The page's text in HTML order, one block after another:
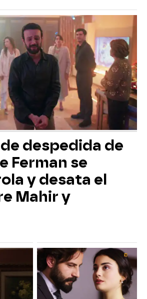
despedida de
Ferman se
y desata el
Mahir y